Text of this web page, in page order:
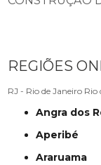
REGIÕES
RJ - Rio de Janeiro Rio
Angra dos
Aperibé
Araruama